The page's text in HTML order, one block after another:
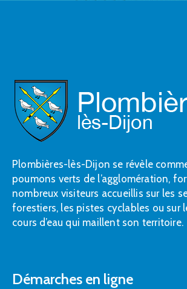
Plombières-lès-Dijon se révèle
poumons verts de l’agglomération,
nombreux visiteurs accueillis sur les
forestiers, les pistes cyclables ou sur
cours d’eau qui maillent son territoire.
Démarches en ligne